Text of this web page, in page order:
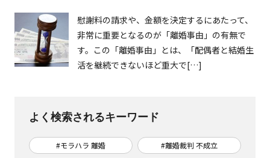
慰謝料の請求や、金額を決定するにあたって、
非常に重要となるのが「離婚事由」の有無で
す。この「離婚事由」とは、「配偶者と結婚生
活を継続できないほど重大で[…]
よく検索されるキーワード
#モラハラ 離婚 #離婚裁判 不成立